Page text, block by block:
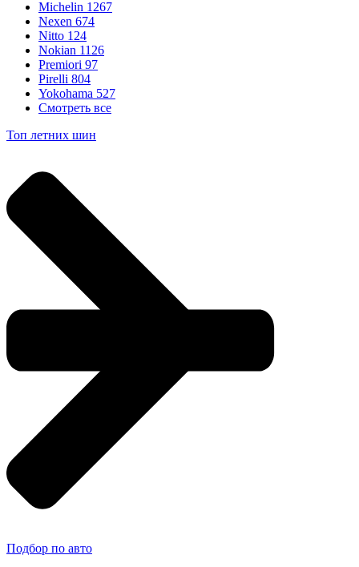
Michelin 1267
Nexen 674
Nitto 124
Nokian 1126
Premiori 97
Pirelli 804
Yokohama 527
Смотреть все
Топ летних шин
Подбор по авто